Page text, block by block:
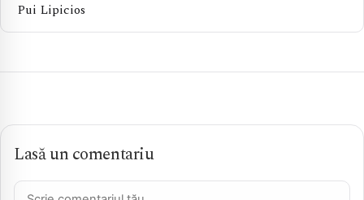
Pui Lipicios
Lasă un comentariu
Comentariu *